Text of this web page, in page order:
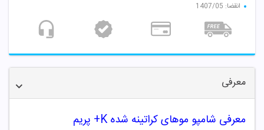
انقضا: 1407/05
معرفی
معرفی شامپو موهای کراتینه شده K+ پریم